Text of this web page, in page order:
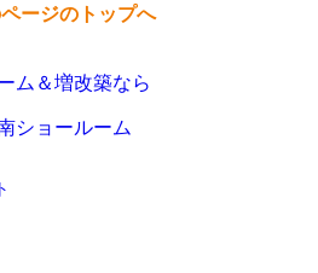
ージのトップへ
ム＆増改築なら